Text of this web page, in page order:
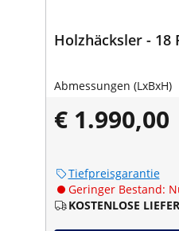
Holzhäcksler - 18
Abmessungen (LxBxH)
€ 1.990,00
Tiefpreisgarantie
Geringer Bestand:
KOSTENLOSE